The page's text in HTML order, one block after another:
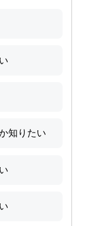
知りたい